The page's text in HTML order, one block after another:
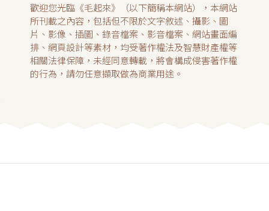
歡迎您光臨《毛起來》（以下簡稱本網站），本網站
所刊載之內容，包括但不限於文字敘述、攝影、圖
片、影像、插圖、錄音檔案、影音檔案、網站畫面編
排、網頁設計等素材，均受著作權法及智慧財產權等
相關法律保障，未經同意轉載，將會構成侵害著作權
的行為，請勿任意擷取做為商業用途。